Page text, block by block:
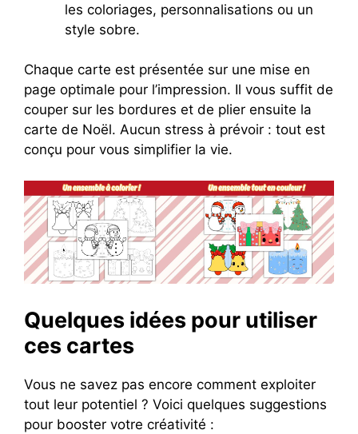
les coloriages, personnalisations ou un
style sobre.
Chaque carte est présentée sur une mise en
page optimale pour l’impression. Il vous suffit de
couper sur les bordures et de plier ensuite la
carte de Noël. Aucun stress à prévoir : tout est
conçu pour vous simplifier la vie.
Quelques idées pour utiliser
ces cartes
Vous ne savez pas encore comment exploiter
tout leur potentiel ? Voici quelques suggestions
pour booster votre créativité :